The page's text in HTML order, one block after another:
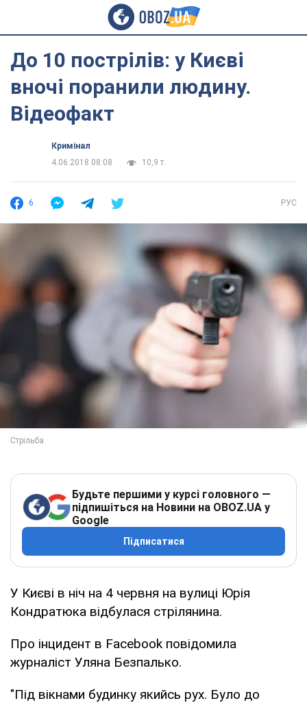
До 10 пострілів: у Києві
вночі поранили людину.
Відеофакт
Кримінал
4.06.2018 08:08
10,9 т.
6 РУС
Будьте першими у курсі головного —
підпишіться на Новини на OBOZ.UA у
Google
Підписатися
У Києві в ніч на 4 червня на вулиці Юрія
Кондратюка відбулася стрілянина.
Про інцидент в Facebook повідомила
журналіст Уляна Безпалько.
"Під вікнами будинку якийсь рух. Було до